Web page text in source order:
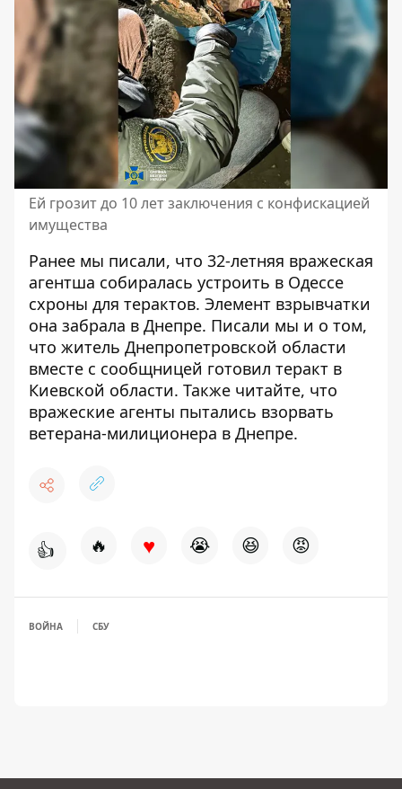
Ей грозит до 10 лет заключения с конфискацией
имущества
Ранее мы писали, что 32-летняя вражеская
агентша собиралась устроить в Одессе
схроны для терактов. Элемент взрывчатки
она забрала в Днепре. Писали мы и о том,
что житель Днепропетровской области
вместе с сообщницей готовил теракт в
Киевской области. Также читайте, что
вражеские агенты пытались взорвать
ветерана-милиционера в Днепре.
👍 🔥 ♥ 😭 😆 😡
ВОЙНА СБУ